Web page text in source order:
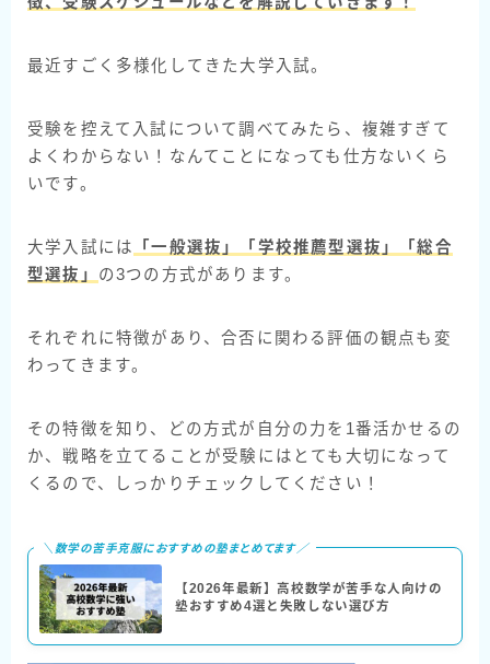
最近すごく多様化してきた大学入試。
受験を控えて入試について調べてみたら、複雑すぎて
よくわからない！なんてことになっても仕方ないくら
いです。
大学入試には
「一般選抜」「学校推薦型選抜」「総合
型選抜」 の3つの方式があります。
それぞれに特徴があり、合否に関わる評価の観点も変
わってきます。
その特徴を知り、どの方式が自分の力を1番活かせるの
か、戦略を立てることが受験にはとても大切になって
くるので、しっかりチェックしてください！
＼数学の苦手克服におすすめの塾まとめてます／
【2026年最新】高校数学が苦手な人向けの
塾おすすめ4選と失敗しない選び方